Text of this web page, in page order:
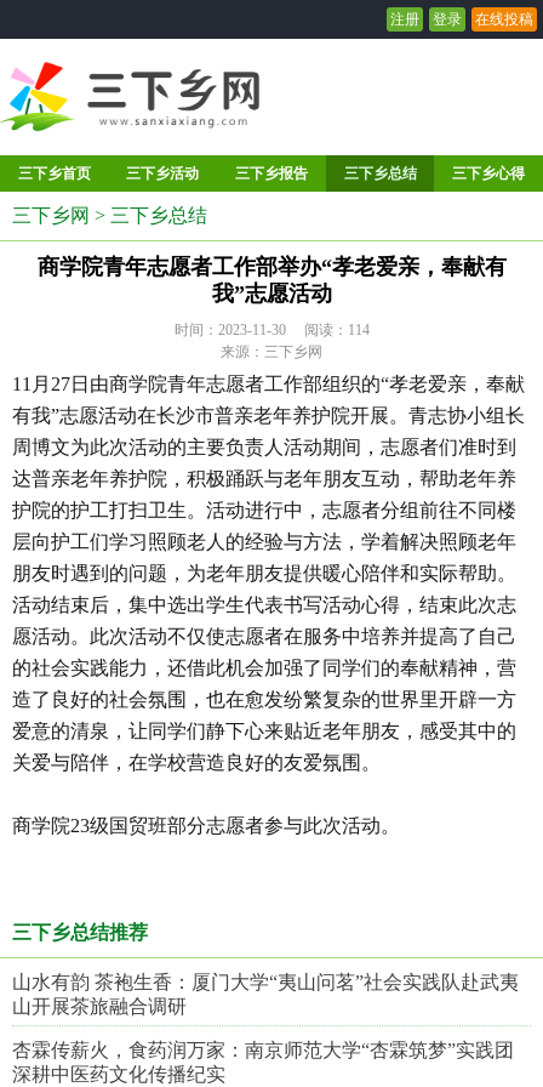
注册 登录 在线投稿
三下乡首页 三下乡活动 三下乡报告 三下乡总结 三下乡心得
三下乡网 > 三下乡总结
商学院青年志愿者工作部举办“孝老爱亲，奉献有
我”志愿活动
时间：2023-11-30 阅读： 114
来源：三下乡网
11月27日由商学院青年志愿者工作部组织的“孝老爱亲，奉献
有我”志愿活动在长沙市普亲老年养护院开展。青志协小组长
周博文为此次活动的主要负责人活动期间，志愿者们准时到
达普亲老年养护院，积极踊跃与老年朋友互动，帮助老年养
护院的护工打扫卫生。活动进行中，志愿者分组前往不同楼
层向护工们学习照顾老人的经验与方法，学着解决照顾老年
朋友时遇到的问题，为老年朋友提供暖心陪伴和实际帮助。
活动结束后，集中选出学生代表书写活动心得，结束此次志
愿活动。此次活动不仅使志愿者在服务中培养并提高了自己
的社会实践能力，还借此机会加强了同学们的奉献精神，营
造了良好的社会氛围，也在愈发纷繁复杂的世界里开辟一方
爱意的清泉，让同学们静下心来贴近老年朋友，感受其中的
关爱与陪伴，在学校营造良好的友爱氛围。
商学院23级国贸班部分志愿者参与此次活动。
三下乡总结推荐
山水有韵 茶袍生香：厦门大学“夷山问茗”社会实践队赴武夷
山开展茶旅融合调研
杏霖传薪火，食药润万家：南京师范大学“杏霖筑梦”实践团
深耕中医药文化传播纪实